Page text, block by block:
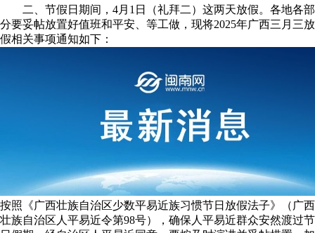
二、节假日期间，4月1日（礼拜二）这两天放假。各地各部
分要妥帖放置好值班和平安、等工做，现将2025年广西三月三放
假相关事项通知如下：
按照《广西壮族自治区少数平易近族习惯节日放假法子》（广西
壮族自治区人平易近令第98号），确保人平易近群众安然渡过节